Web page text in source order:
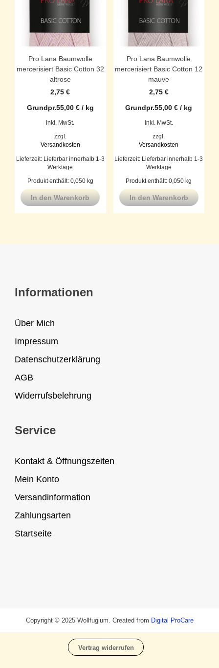
Pro Lana Baumwolle
mercerisiert Basic Cotton 32
altrose
2,75€
Grundpr.55,00 €/ kg
inkl. MwSt.
zzgl.
Versandkosten
Lieferzeit: Lieferbar innerhalb 1-3
Werktage
Produkt enthält: 0,050 kg
In den Warenkorb
Pro Lana Baumwolle
mercerisiert Basic Cotton 12
mauve
2,75 €
Grundpr.55,00€ / kg
inkl. MwSt.
zzgl.
Versandkosten
Lieferzeit: Lieferbar innerhalb 1-3
Werktage
Produkt enthält: 0,050kg
In den Warenkorb
Informationen
Über Mich
Impressum
Datenschutzerklärung
AGB
Widerrufsbelehrung
Service
Kontakt & Öffnungszeiten
Mein Konto
Versandinformation
Zahlungsarten
Startseite
Copyright © 2025 Wollfugium. Created from Digital ProCare
Vertrag widerrufen